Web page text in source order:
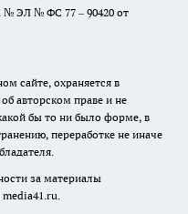
№ ЭЛ № ФС 77 – 90420 от
сайте, охраняется в
авторском праве и не
бы то ни было форме, в
переработке не иначе
за материалы